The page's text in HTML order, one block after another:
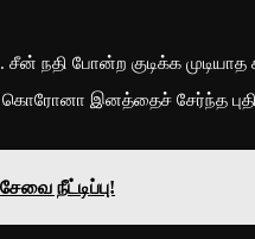
நதி போன்ற குடிக்க
கொரோனா இனத்தைச் சேர்ந்த
நீட்டிப்பு!